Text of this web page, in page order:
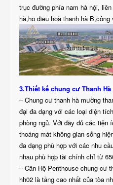
trục đường phía nam hà nội,
hà,hồ điều hoà thanh hà
3.Thiết kế chung cư Thanh
– Chung cư thanh hà mường
đại đa dạng với các loại diện
phòng ngủ. Với đầy đủ các tiện
thoáng mát không gian sống
đa dạng phù hợp với các nhu
nhau phù hợp tài chính chỉ từ
– Căn Hộ Penthouse chung cư
hh02 là tầng cao nhất của tòa